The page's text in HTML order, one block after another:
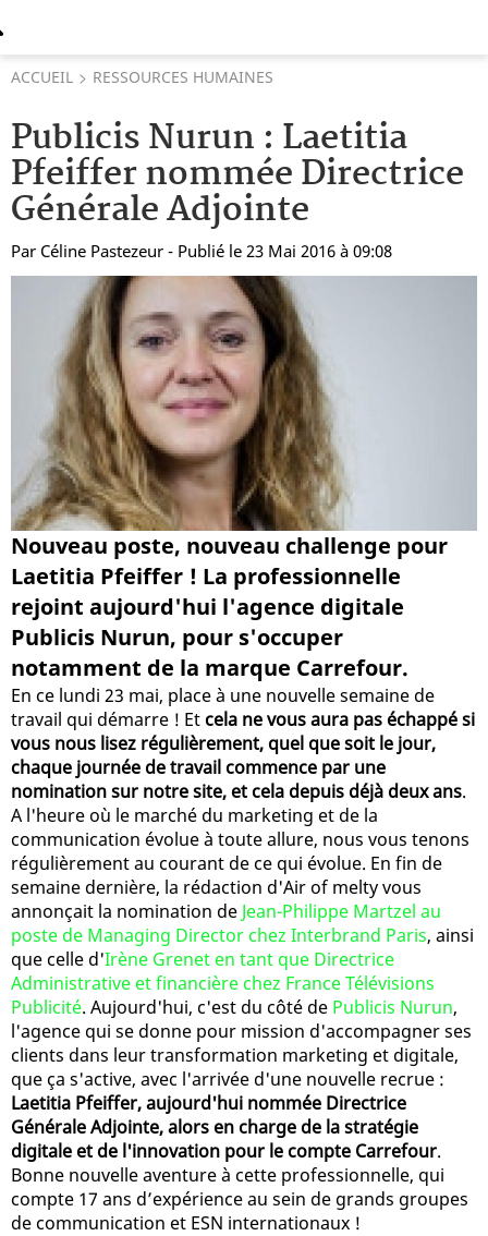
ACCUEIL RESSOURCES HUMAINES
Publicis Nurun : Laetitia
Pfeiffer nommée Directrice
Générale Adjointe
Par Céline Pastezeur - Publié le 23 Mai 2016 à 09:08
Nouveau poste, nouveau challenge pour
Laetitia Pfeiffer ! La professionnelle
rejoint aujourd'hui l'agence digitale
Publicis Nurun, pour s'occuper
notamment de la marque Carrefour.
En ce lundi 23 mai, place à une nouvelle semaine de
travail qui démarre ! Et cela ne vous aura pas échappé si
vous nous lisez régulièrement, quel que soit le jour,
chaque journée de travail commence par une
nomination sur notre site, et cela depuis déjà deux ans.
A l'heure où le marché du marketing et de la
communication évolue à toute allure, nous vous tenons
régulièrement au courant de ce qui évolue. En fin de
semaine dernière, la rédaction d'Air of melty vous
annonçait la nomination de Jean-Philippe Martzel au
poste de Managing Director chez Interbrand Paris, ainsi
que celle d'Irène Grenet en tant que Directrice
Administrative et financière chez France Télévisions
Publicité. Aujourd'hui, c'est du côté de Publicis Nurun,
l'agence qui se donne pour mission d'accompagner ses
clients dans leur transformation marketing et digitale,
que ça s'active, avec l'arrivée d'une nouvelle recrue :
Laetitia Pfeiffer, aujourd'hui nommée Directrice
Générale Adjointe, alors en charge de la stratégie
digitale et de l'innovation pour le compte Carrefour.
Bonne nouvelle aventure à cette professionnelle, qui
compte 17 ans d’expérience au sein de grands groupes
de communication et ESN internationaux !